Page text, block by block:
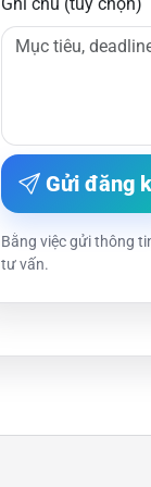
Gửi đăng
Bằng việc gửi thông
tư vấn.